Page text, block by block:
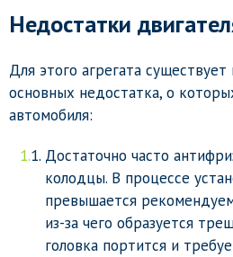
Недостатки
Для этого агрегата
основных недостатка, о
автомобиля:
Достаточно часто
колодцы. В процессе
превышается
из-за чего образуется
головка портится и